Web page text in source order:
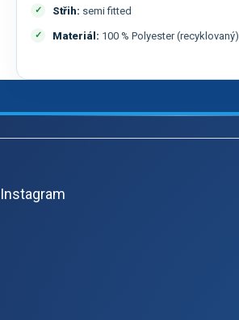
Střih: semi fitted
Materiál: 100 % Polyester (recyklovaný)
Z
Instagram